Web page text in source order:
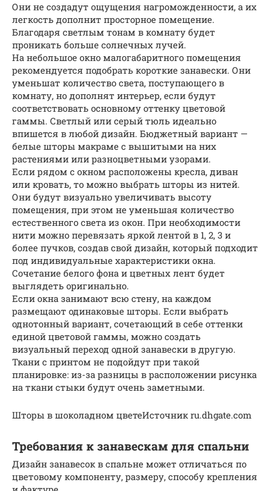
Они не создадут ощущения нагроможденности, а их
легкость дополнит просторное помещение.
Благодаря светлым тонам в комнату будет
проникать больше солнечных лучей.
На небольшое окно малогабаритного помещения
рекомендуется подобрать короткие занавески. Они
уменьшат количество света, поступающего в
комнату, но дополнят интерьер, если будут
соответствовать основному оттенку цветовой
гаммы. Светлый или серый тюль идеально
впишется в любой дизайн. Бюджетный вариант —
белые шторы макраме с вышитыми на них
растениями или разноцветными узорами.
Если рядом с окном расположены кресла, диван
или кровать, то можно выбрать шторы из нитей.
Они будут визуально увеличивать высоту
помещения, при этом не уменьшая количество
естественного света из окон. При необходимости
нити можно перевязать яркой лентой в 1, 2, 3 и
более пучков, создав свой дизайн, который подходит
под индивидуальные характеристики окна.
Сочетание белого фона и цветных лент будет
выглядеть оригинально.
Если окна занимают всю стену, на каждом
размещают одинаковые шторы. Если выбрать
однотонный вариант, сочетающий в себе оттенки
единой цветовой гаммы, можно создать
визуальный переход одной занавески в другую.
Ткани с принтом не подойдут при такой
планировке: из-за разницы в расположении рисунка
на ткани стыки будут очень заметными.
Шторы в шоколадном цветеИсточник ru.dhgate.com
Требования к занавескам для спальни
Дизайн занавесок в спальне может отличаться по
цветовому компоненту, размеру, способу крепления